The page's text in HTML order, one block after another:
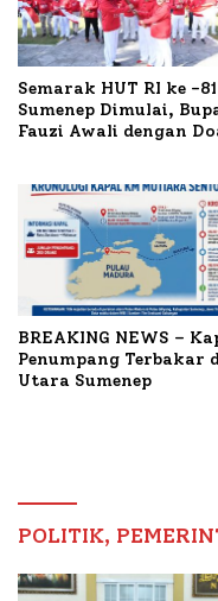
Semarak HUT RI ke -
Sumenep Dimulai,
Fauzi Awali dengan
BREAKING NEWS –
Penumpang Terbakar
Utara Sumenep
POLITIK,